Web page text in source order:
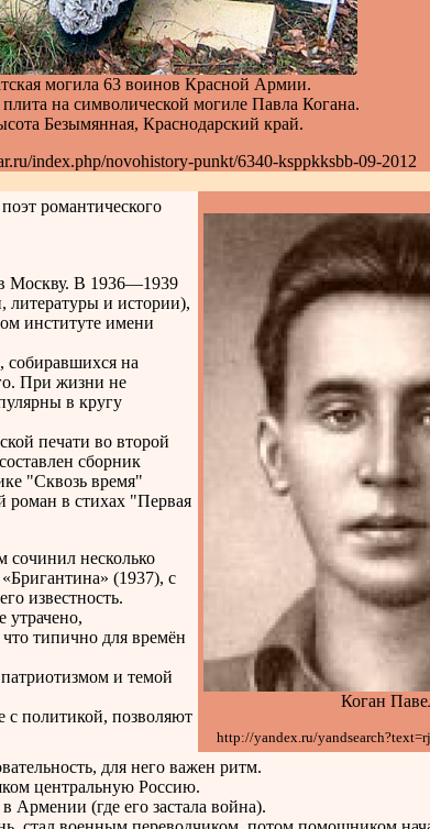
могила 63 воинов Красной Армии.
на символической могиле Павла Когана.
Безымянная, Краснодарский край.
index.php/novohistory-punkt/6340-ksppkksbb-09-2012
романтического
Москву. В 1936—1939
и истории),
институте имени
собиравшихся на
При жизни не
в кругу
печати во второй
сборник
"Сквозь время"
роман в стихах "Первая
сочинил несколько
(1937), с
известность.
утрачено,
типично для времён
и темой
с политикой, позволяют
Коган
http://yandex.ru/
для него важен ритм.
центральную Россию.
Армении (где его застала война).